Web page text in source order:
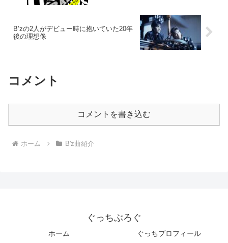
B’zの2人がデビュー時に抱いていた20年
後の理想像
コメント
コメントを書き込む
ホーム B'z曲紹介
ぐっちぶろぐ
ホーム
ぐっちプロフィール